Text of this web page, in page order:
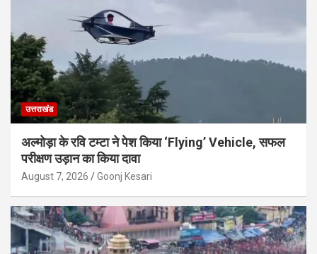
उत्तराखंड
अल्मोड़ा के रवि टम्टा ने पेश किया ‘Flying’ Vehicle, सफल
परीक्षण उड़ान का किया दावा
August 7, 2026 Goonj Kesari